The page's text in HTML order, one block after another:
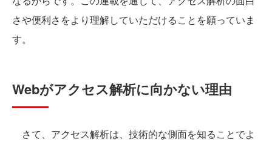
さや便利さをより理解していただけることを願っていま
す。
Webがアクセス解析に向かない理由
さて、アクセス解析は、技術的な側面を知ることでよ